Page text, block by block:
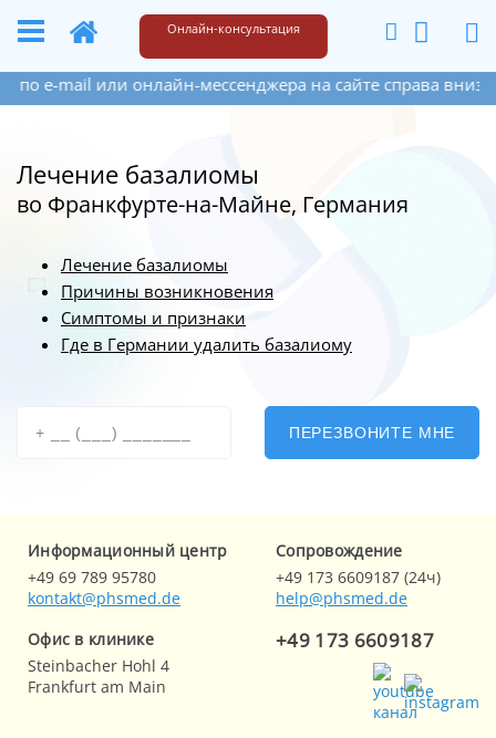
+49 173 6609187 Написать
Онлайн-консультация
мессенджера на сайте справа внизу. Если Вы
Лечение базалиомы
во Франкфурте-на-Майне, Германия
Лечение базалиомы
Причины возникновения
Симптомы и признаки
Где в Германии удалить базалиому
ПЕРЕЗВОНИТЕ МНЕ
Информационный центр
+49 69 789 95780
kontakt@phsmed.de
Cопровождение
+49 173 6609187 (24ч)
help@phsmed.de
Офис в клинике
Steinbacher Hohl 4
Frankfurt am Main
+49 173 6609187